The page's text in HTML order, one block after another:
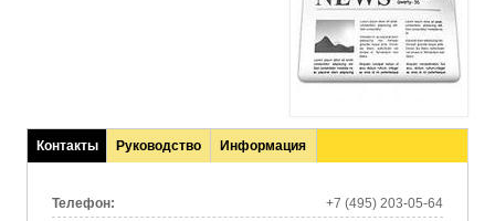
Контакты
(активная
Руководство Информация
Телефон:
+7 (495) 203-05-64